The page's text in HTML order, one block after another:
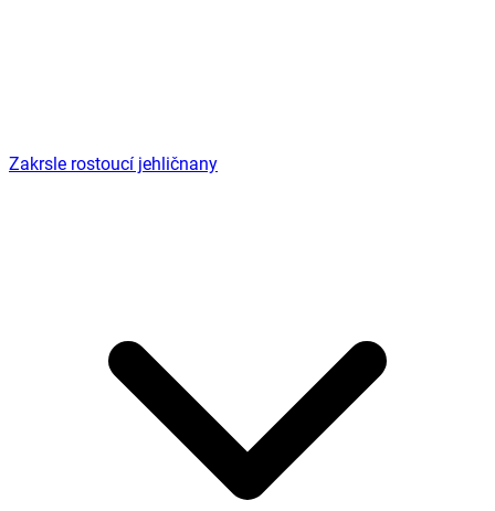
Zakrsle rostoucí jehličnany